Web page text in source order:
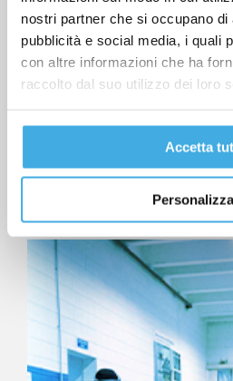
nostri partner che si occupano di
pubblicità e social media, i quali
con altre informazioni che ha
raccolto dal suo utilizzo dei loro
Accetta
Personalizza